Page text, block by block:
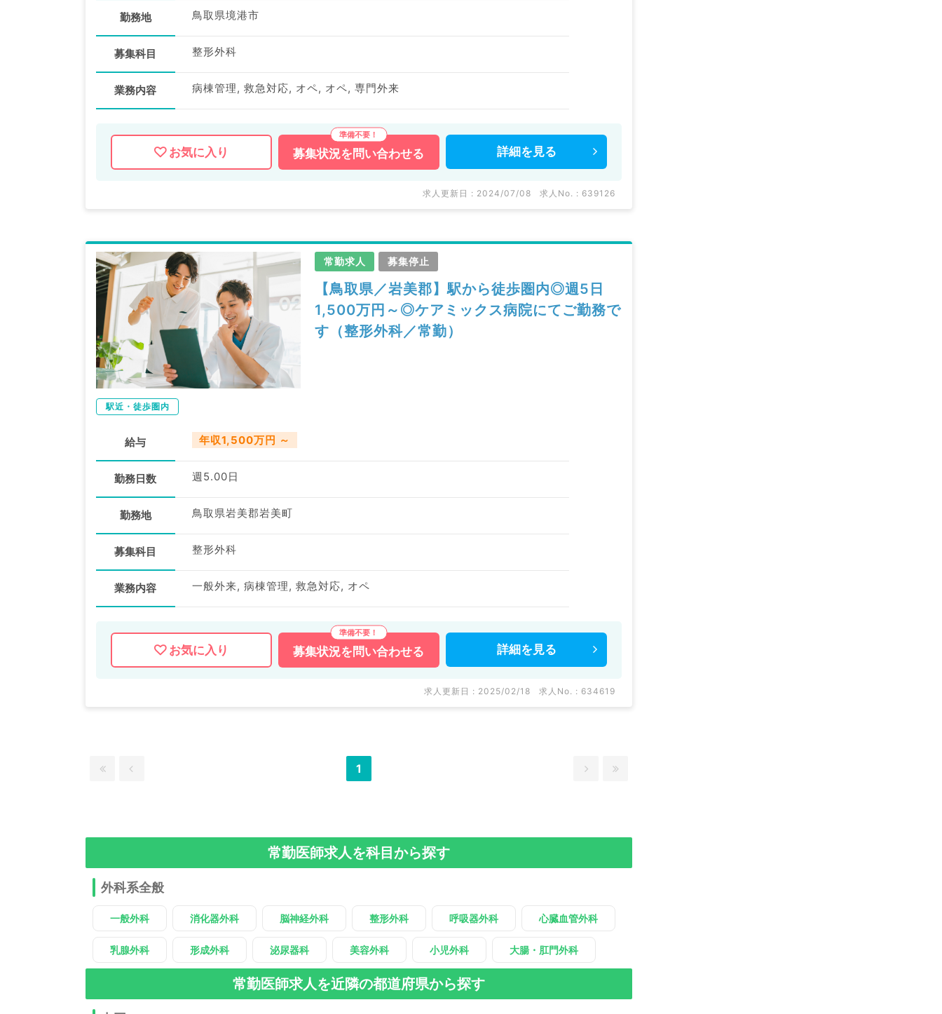
勤務地 鳥取県境港市
募集科目 整形外科
業務内容 病棟管理, 救急対応, オペ, オペ, 専門外来
お気に入り 募集状況を 問い合わせる 詳細を 見る
求人更新日 : 2024/07/08 求人No. : 639126
常勤求人 募集停止
【鳥取県／岩美郡】駅から徒歩圏内◎週5日
1,500万円～◎ケアミックス病院にてご勤務で
す（整形外科／常勤）
駅近・徒歩圏内
給与 年収1,500万円 ～
勤務日数 週5.00日
勤務地 鳥取県岩美郡岩美町
募集科目 整形外科
業務内容 一般外来, 病棟管理, 救急対応, オペ
お気に入り 募集状況を 問い合わせる 詳細を 見る
求人更新日 : 2025/02/18 求人No. : 634619
1
常勤医師求人を科目から探す
外科系全般
一般外科 消化器外科 脳神経外科 整形外科 呼吸器外科 心臓血管外科
乳腺外科 形成外科 泌尿器科 美容外科 小児外科 大腸・肛門外科
常勤医師求人を近隣の都道府県から探す